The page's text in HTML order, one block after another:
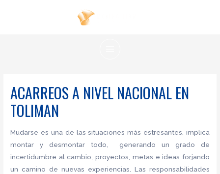
ACARREOS A NIVEL NACIONAL EN
TOLIMAN
Mudarse es una de las situaciones más estresantes, implica
montar y desmontar todo, generando un grado de
incertidumbre al cambio, proyectos, metas e ideas forjando
un camino de nuevas experiencias. Las responsabilidades